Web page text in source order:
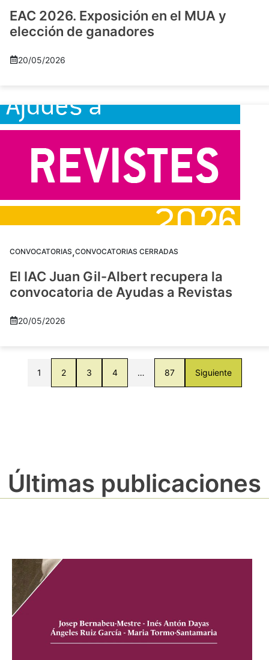
EAC 2026. Exposición en el MUA y
elección de ganadores
20/05/2026
CONVOCATORIAS,CONVOCATORIAS CERRADAS
El IAC Juan Gil-Albert recupera la
convocatoria de Ayudas a Revistas
20/05/2026
1 2 3 4 … 87 Siguiente
Últimas publicaciones